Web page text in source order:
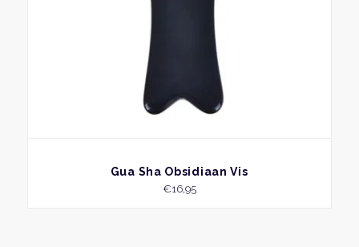
BEKIJKGua Sha Obsidiaan Vis
€16,95